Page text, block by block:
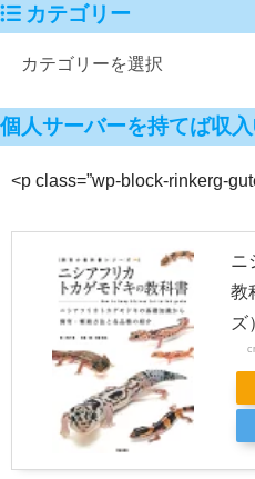
カテゴリー
個人サーバーを持てば収入
<p class=”wp-block-rinkerg-
ニ
教
ズ